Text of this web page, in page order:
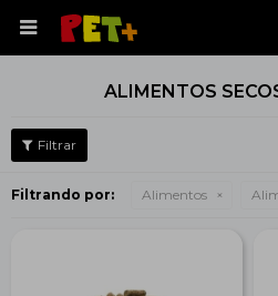

ALIMENTOS
Filtrando por: Alimentos